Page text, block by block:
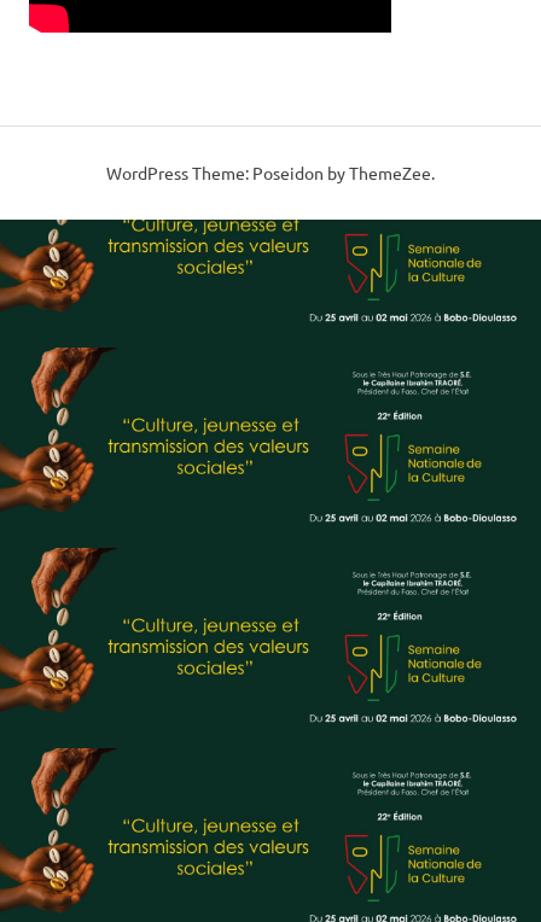
WordPress Theme: Poseidon by ThemeZee.